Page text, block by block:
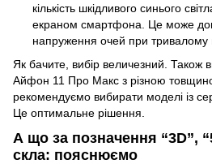
кількість шкідливого синього
екраном смартфона. Це може
напруження очей при тривалому
Як бачите, вибір величезний. Також
Айфон 11 Про Макс з різною
рекомендуємо вибирати моделі із
Це оптимальне рішення.
А що за позначення “3D”,
скла: пояснюємо